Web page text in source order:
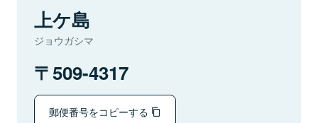
上ケ島
ジョウガシマ
509-4317
郵便番号をコピーする